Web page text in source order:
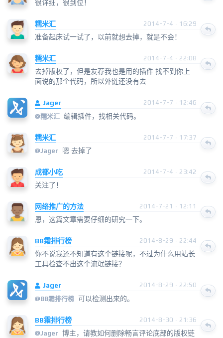
很详细，很到位！
糯米汇 2014-7-4 · 16:29
准备起床试一试了，以前就想去掉，就是不会！
糯米汇 2014-7-4 · 22:08
去掉版权了，但是友荐我也是用的插件 找不到你上
面说的那个代码，所以外链还没有去
Jager
2014-7-7 · 12:46
@糯米汇 编辑插件，找相关代码。
糯米汇
2014-7-7 · 17:37
@Jager 嗯 去掉了
成都小吃 2014-7-4 · 23:42
关注了！
网络推广的方法 2014-7-21 · 12:11
恩，这篇文章需要仔细的研究一下。
BB霜排行榜 2014-8-29 · 22:44
你不说我还不知道有这个链接呢，不过为什么用站长
工具检查不出这个流氓链接？
Jager
2014-8-29 · 22:50
@BB霜排行榜 可以检测出来的。
BB霜排行榜
2014-8-30 · 21:36
@Jager 博主，请教如何删除畅言评论底部的版权链